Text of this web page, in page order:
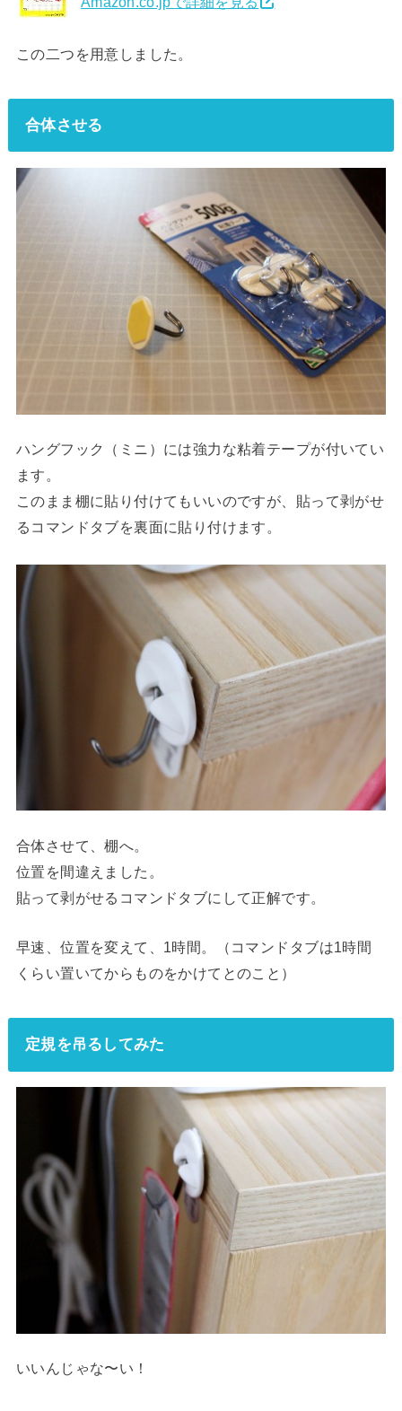
この二つを用意しました。
合体させる
ハングフック（ミニ）には強力な粘着テープが付いてい
ます。
このまま棚に貼り付けてもいいのですが、貼って剥がせ
るコマンドタブを裏面に貼り付けます。
合体させて、棚へ。
位置を間違えました。
貼って剥がせるコマンドタブにして正解です。
早速、位置を変えて、1時間。（コマンドタブは1時間
くらい置いてからものをかけてとのこと）
定規を吊るしてみた
いいんじゃな〜い！